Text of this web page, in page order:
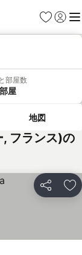
お気に入り
ログイ
メ
部屋数
屋
地図
フランス)の
シェア お